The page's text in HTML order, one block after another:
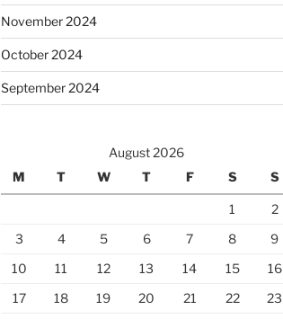
November 2024
October 2024
September 2024
August 2026
M
T W T F S S
1
2
3
4 5 6 7 8
9
10
11 12 13 14 15
16
17
18 19 20 21 22
23